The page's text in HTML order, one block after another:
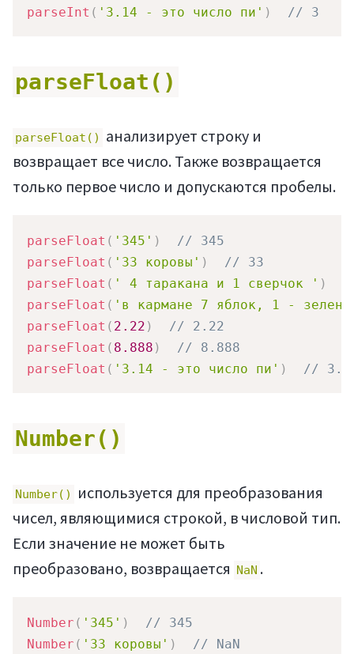
parseInt ( '3.14 - это число пи' ) // 3
parseFloat()
parseFloat()
анализирует строку и
возвращает все число. Также возвращается
только первое число и допускаются пробелы.
parseFloat ( '345' )
// 345
parseFloat ( '33 коровы' )
// 33
parseFloat ( ' 4 таракана и 1 сверчок ' )
parseFloat ( 'в кармане 7 яблок, 1 -
parseFloat ( 2.22 )
// 2.22
parseFloat ( 8.888 )
// 8.888
parseFloat ( '3.14 - это число пи' ) //
Number()
Number()
используется для преобразования
чисел, являющимися строкой, в числовой тип.
Если значение не может быть
преобразовано, возвращается NaN .
Number ( '345' )
// 345
Number ( '33 коровы' )
// NaN